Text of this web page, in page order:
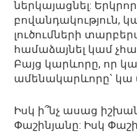
ներկայացնել:
բովանդակություն,
լուծումների
համաձայնել կամ
Բայց կարևորը, որ
ամենակարևորը՝ կա
Իսկ ի՞նչ ասաց
Փաշինյանը: Իսկ